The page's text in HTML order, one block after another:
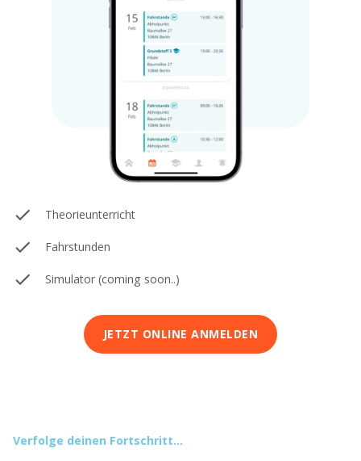
Theorieunterricht
Fahrstunden
Simulator (coming soon..)
JETZT ONLINE ANMELDEN
Verfolge deinen Fortschritt...